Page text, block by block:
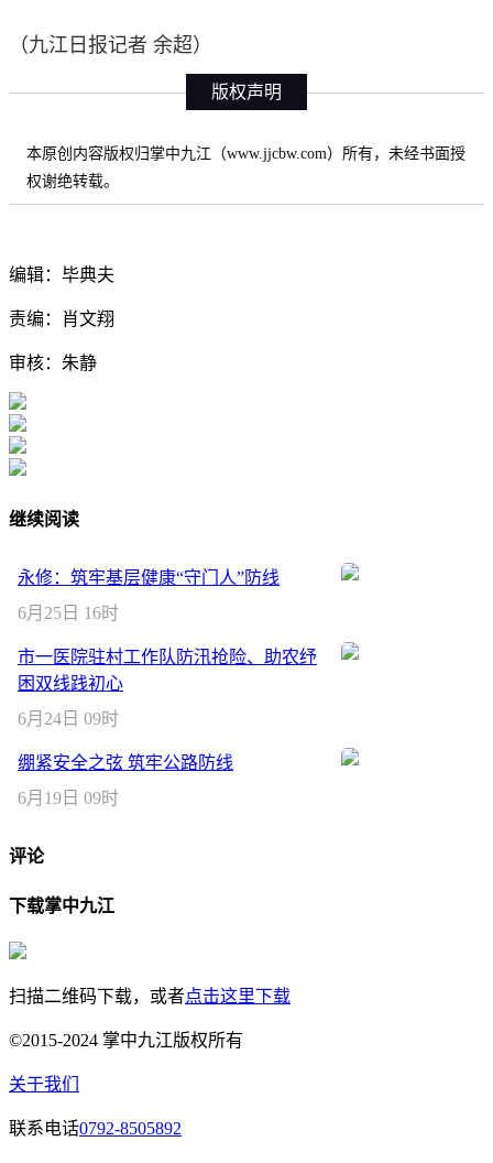
（九江日报记者 余超）
版权声明
本原创内容版权归掌中九江（www.jjcbw.com）所有，未经书面授
权谢绝转载。
编辑：毕典夫
责编：肖文翔
审核：朱静
继续阅读
永修：筑牢基层健康“守门人”防线
6月25日 16时
市一医院驻村工作队防汛抢险、助农纾
困双线践初心
6月24日 09时
绷紧安全之弦 筑牢公路防线
6月19日 09时
评论
下载掌中九江
扫描二维码下载，或者点击这里下载
©2015-2024 掌中九江版权所有
关于我们
联系电话0792-8505892